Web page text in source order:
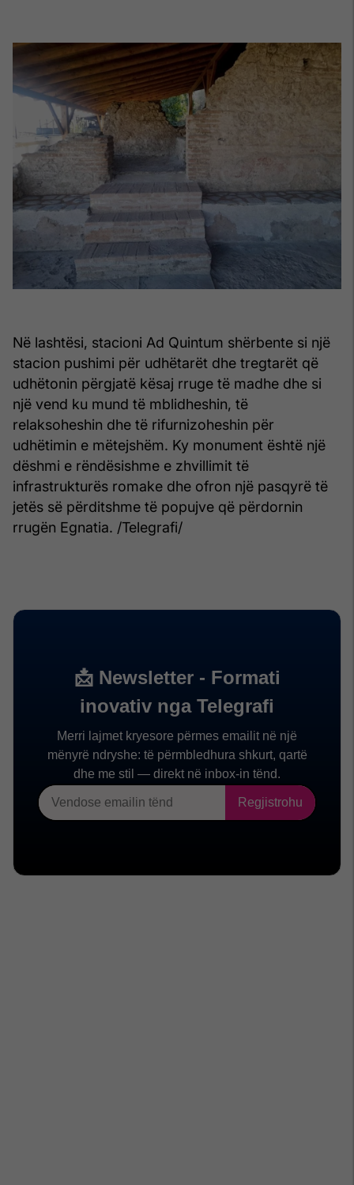
Në lashtësi, stacioni Ad Quintum shërbente si një
stacion pushimi për udhëtarët dhe tregtarët që
udhëtonin përgjatë kësaj rruge të madhe dhe si
një vend ku mund të mblidheshin, të
relaksoheshin dhe të rifurnizoheshin për
udhëtimin e mëtejshëm. Ky monument është një
dëshmi e rëndësishme e zhvillimit të
infrastrukturës romake dhe ofron një pasqyrë të
jetës së përditshme të popujve që përdornin
rrugën Egnatia. /Telegrafi/